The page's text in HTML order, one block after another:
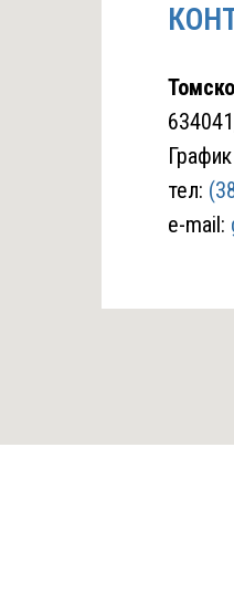
тел:
e-mail: